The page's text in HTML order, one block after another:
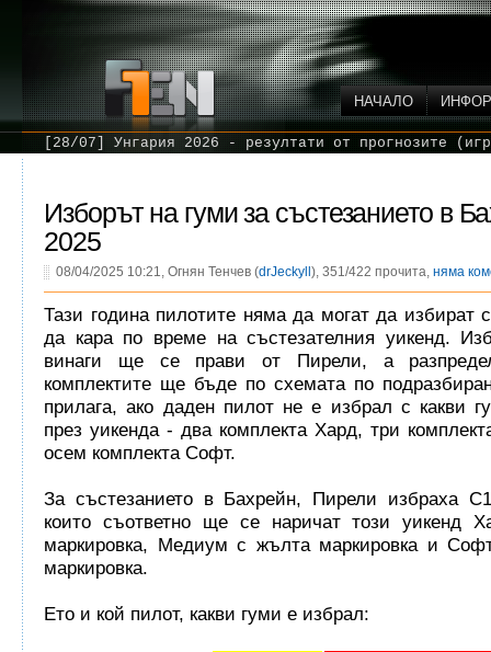
НАЧАЛО
[28/07] Унгария 2026 - резултати от прогнозите
Изборът на гуми за състезанието в
2025
08/04/2025 10:21, Огнян Тенчев (drJeckyll ), 351/422 прочита, няма
Тази година пилотите няма да могат да избират
да кара по време на състезателния уикенд.
винаги ще се прави от Пирели, а
комплектите ще бъде по схемата по
прилага, ако даден пилот не е избрал с какви
през уикенда - два комплекта Хард, три
осем комплекта Софт.
За състезанието в Бахрейн, Пирели избраха
които съответно ще се наричат този уикенд
маркировка, Медиум с жълта маркировка и
маркировка.
Ето и кой пилот, какви гуми е избрал: